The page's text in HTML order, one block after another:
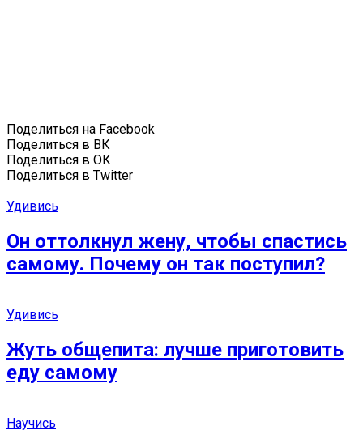
Поделиться на Facebook
Поделиться в ВК
Поделиться в ОК
Поделиться в Twitter
Удивись
Он оттолкнул жену, чтобы спастись
самому. Почему он так поступил?
Удивись
Жуть общепита: лучше приготовить
еду самому
Научись